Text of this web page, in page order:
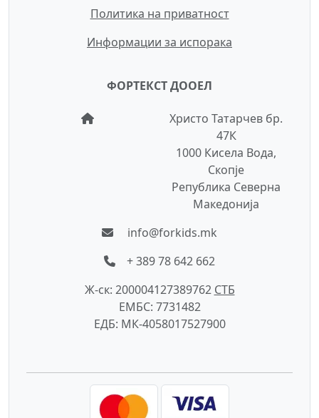
Политика на приватност
Информации за испорака
ФОРТЕКСТ ДООЕЛ
Христо Татарчев бр.
47К
1000 Кисела Вода,
Скопје
Република Северна
Македонија
info@forkids.mk
+ 389 78 642 662
Ж-ск: 200004127389762 СTБ
ЕМБС: 7731482
ЕДБ: МК-4058017527900